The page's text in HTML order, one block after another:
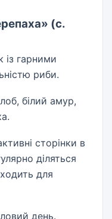
(с.
із гарними
риби.
білий амур,
сторінки в
діляться
для
день.